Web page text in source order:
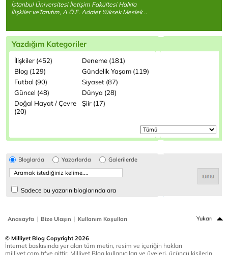
İstanbul Üniversitesi İletişim Fakültesi Halkla
İlişkiler veTanıtım, A.Ö.F. Adalet Yüksek Meslek ..
Yazdığım Kategoriler
İlişkiler (452)
Deneme (181)
Blog (129)
Gündelik Yaşam (119)
Futbol (90)
Siyaset (87)
Güncel (48)
Dünya (28)
Doğal Hayat / Çevre
(20)
Şiir (17)
Bloglarda Yazarlarda Galerilerde
Sadece bu yazarın bloglarında ara
Anasayfa | Bize Ulaşın | Kullanım Koşulları Yukarı
© Milliyet Blog Copyright 2026
İnternet baskısında yer alan tüm metin, resim ve içeriğin hakları
milliyet.com.tr'ye aittir. Milliyet Blog kullanıcıları ve üyeleri, üçüncü kişilerin